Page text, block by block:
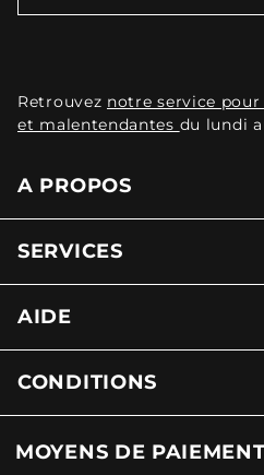
Retrouvez notre service pour
et malentendantes du lundi
A PROPOS
SERVICES
AIDE
CONDITIONS
MOYENS DE